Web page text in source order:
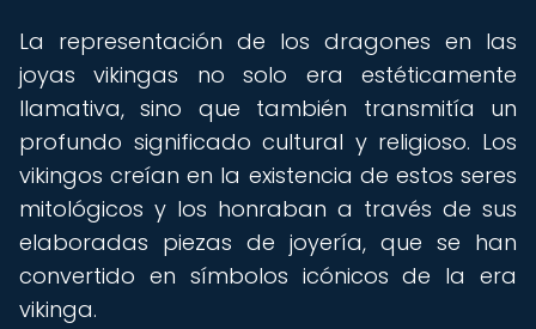
La representación de los dragones en las
joyas vikingas no solo era estéticamente
llamativa, sino que también transmitía un
profundo significado cultural y religioso. Los
vikingos creían en la existencia de estos seres
mitológicos y los honraban a través de sus
elaboradas piezas de joyería, que se han
convertido en símbolos icónicos de la era
vikinga.